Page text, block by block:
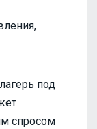
под
спросом